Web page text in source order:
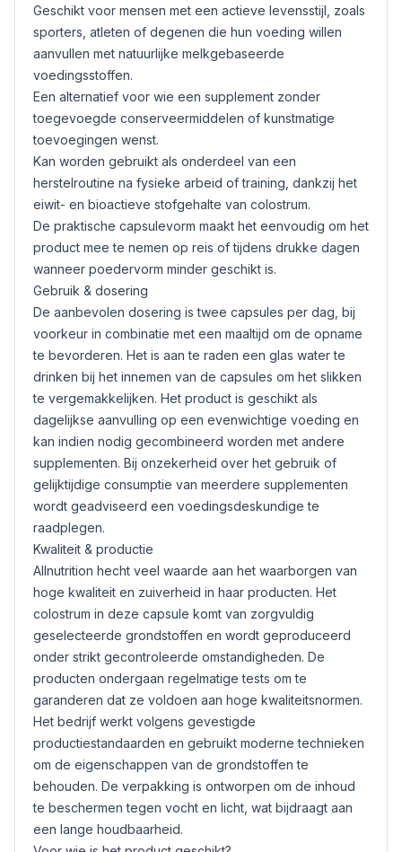
Geschikt voor mensen met een actieve levensstijl, zoals
sporters, atleten of degenen die hun voeding willen
aanvullen met natuurlijke melkgebaseerde
voedingsstoffen.
Een alternatief voor wie een supplement zonder
toegevoegde conserveermiddelen of kunstmatige
toevoegingen wenst.
Kan worden gebruikt als onderdeel van een
herstelroutine na fysieke arbeid of training, dankzij het
eiwit- en bioactieve stofgehalte van colostrum.
De praktische capsulevorm maakt het eenvoudig om het
product mee te nemen op reis of tijdens drukke dagen
wanneer poedervorm minder geschikt is.
Gebruik & dosering
De aanbevolen dosering is twee capsules per dag, bij
voorkeur in combinatie met een maaltijd om de opname
te bevorderen. Het is aan te raden een glas water te
drinken bij het innemen van de capsules om het slikken
te vergemakkelijken. Het product is geschikt als
dagelijkse aanvulling op een evenwichtige voeding en
kan indien nodig gecombineerd worden met andere
supplementen. Bij onzekerheid over het gebruik of
gelijktijdige consumptie van meerdere supplementen
wordt geadviseerd een voedingsdeskundige te
raadplegen.
Kwaliteit & productie
Allnutrition hecht veel waarde aan het waarborgen van
hoge kwaliteit en zuiverheid in haar producten. Het
colostrum in deze capsule komt van zorgvuldig
geselecteerde grondstoffen en wordt geproduceerd
onder strikt gecontroleerde omstandigheden. De
producten ondergaan regelmatige tests om te
garanderen dat ze voldoen aan hoge kwaliteitsnormen.
Het bedrijf werkt volgens gevestigde
productiestandaarden en gebruikt moderne technieken
om de eigenschappen van de grondstoffen te
behouden. De verpakking is ontworpen om de inhoud
te beschermen tegen vocht en licht, wat bijdraagt aan
een lange houdbaarheid.